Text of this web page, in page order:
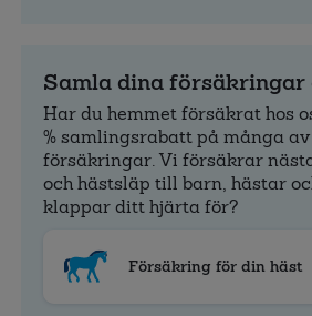
Samla dina
Har du hemmet försäkrat hos
% samlingsrabatt på många
försäkringar. Vi försäkrar
och hästsläp till barn, hästar
klappar ditt hjärta för?
Försäkring för din häst